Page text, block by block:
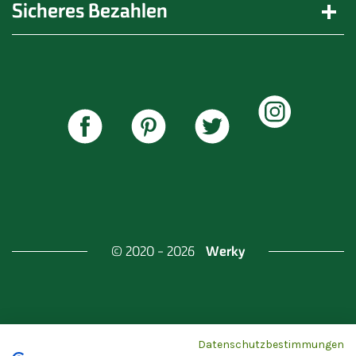
Sicheres Bezahlen
© 2020 - 2026 Werky
Datenschutzbestimmungen